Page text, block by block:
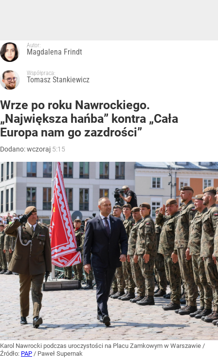
Autor:
Magdalena Frindt
Współpraca:
Tomasz Stankiewicz
Wrze po roku Nawrockiego.
„Największa hańba” kontra „Cała
Europa nam go zazdrości”
Dodano:wczoraj 5:15
Karol Nawrocki podczas uroczystości na Placu Zamkowym w Warszawie /
Źródło: PAP / Paweł Supernak